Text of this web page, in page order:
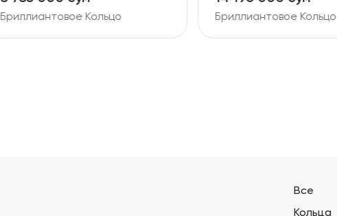
Бриллиантовое Кольцо Бриллиантовое Кольцо
Все
Кольца